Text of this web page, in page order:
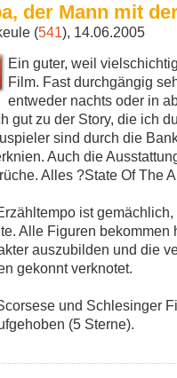
der Mann mit
(541), 14.06.2005
Ein guter, weil
Film. Fast durchgängig
entweder nachts oder in
gut zu der Story, die ich
sind durch die
Auch die
Alles ?State Of The
ist
Alle Figuren
auszubilden und die
gekonnt verknotet.
und Schlesinger
(5 Sterne).